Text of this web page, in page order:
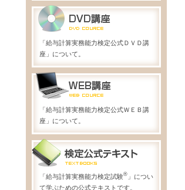
「給与計算実務能力検定公式ＤＶＤ講
座」について。
「給与計算実務能力検定公式ＷＥＢ講
座」について。
「給与計算実務能力検定試験® 」につい
て学ぶための公式テキストです。